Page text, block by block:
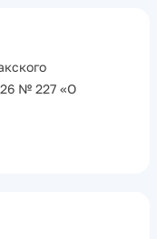
№ 227 «О